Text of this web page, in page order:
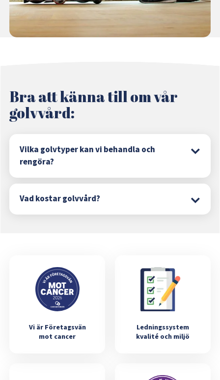
Bra att känna till om vår
golvvård:
Vilka golvtyper kan vi behandla och
rengöra?
Vad kostar golvvård?
Vi är Företagsvän
mot cancer
Ledningssystem
kvalité och miljö